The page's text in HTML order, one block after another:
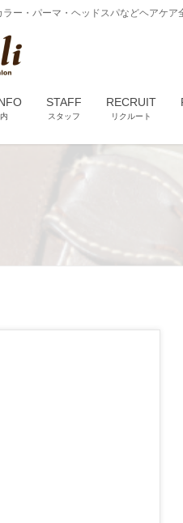
ー・パーマ・ヘッドスパなどヘアケア
STAFF
スタッフ
RECRUIT
リクルート